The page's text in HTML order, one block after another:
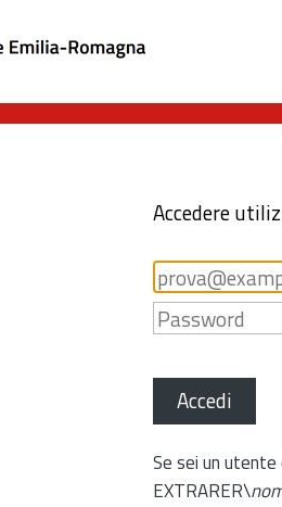
Accedere
Accedi
Se sei un
EXTRARER\